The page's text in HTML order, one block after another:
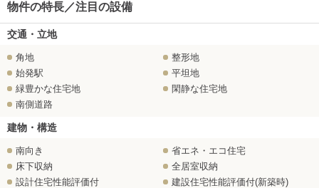
物件の特長／注目の設備
交通・立地
角地
整形地
始発駅
平坦地
緑豊かな住宅地
閑静な住宅地
南側道路
建物・構造
南向き
省エネ・エコ住宅
床下収納
全居室収納
設計住宅性能評価付
建設住宅性能評価付(新築時)